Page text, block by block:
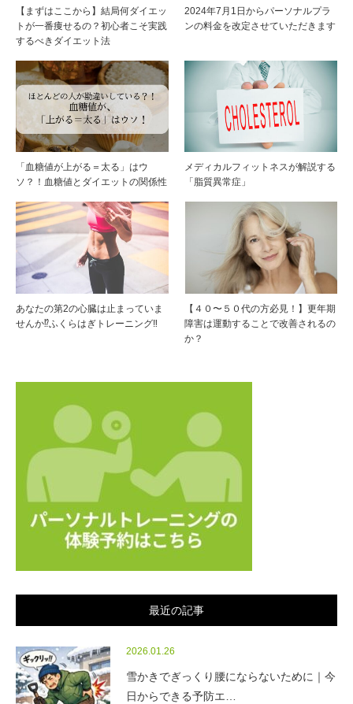
【まずはここから】結局何ダイエッ
トが一番痩せるの？初心者こそ実践
するべきダイエット法
2024年7月1日からパーソナルプラ
ンの料金を改定させていただきます
「血糖値が上がる＝太る」はウ
ソ？！血糖値とダイエットの関係性
メディカルフィットネスが解説する
「脂質異常症」
あなたの第2の心臓は止まっていま
せんか⁉ふくらはぎトレーニング‼
【４０〜５０代の方必見！】更年期
障害は運動することで改善されるの
か？
最近の記事
2026.01.26
雪かきでぎっくり腰にならないために｜今
日からできる予防エ…